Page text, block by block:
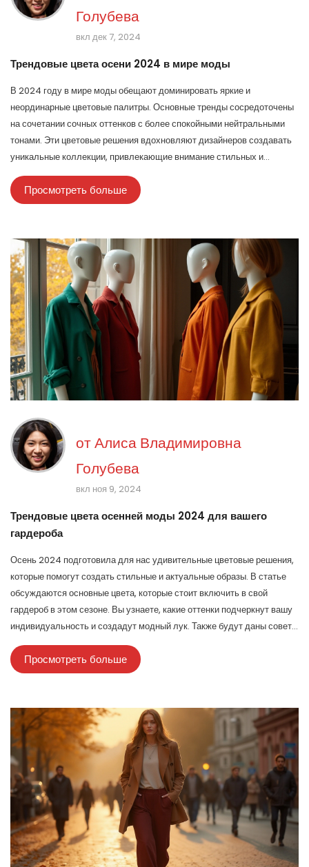
Голубева
вкл дек 7, 2024
Трендовые цвета осени 2024 в мире моды
В 2024 году в мире моды обещают доминировать яркие и
неординарные цветовые палитры. Основные тренды сосредоточены
на сочетании сочных оттенков с более спокойными нейтральными
тонами. Эти цветовые решения вдохновляют дизайнеров создавать
уникальные коллекции, привлекающие внимание стильных и
уверенных в себе людей. Рассмотрим главные цвета, которые будут
дебютировать на подиумах этой осенью.
Просмотреть больше
отАлиса Владимировна
Голубева
вкл ноя 9, 2024
Трендовые цвета осенней моды 2024 для вашего
гардероба
Осень 2024 подготовила для нас удивительные цветовые решения,
которые помогут создать стильные и актуальные образы. В статье
обсуждаются основные цвета, которые стоит включить в свой
гардероб в этом сезоне. Вы узнаете, какие оттенки подчеркнут вашу
индивидуальность и создадут модный лук. Также будут даны советы
по комбинированию трендовых цветов для достижения гармонии в
образах.
Просмотреть больше